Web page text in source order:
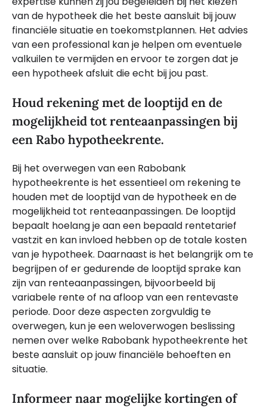
van de hypotheek die het beste aansluit bij jouw
financiële situatie en toekomstplannen. Het advies
van een professional kan je helpen om eventuele
valkuilen te vermijden en ervoor te zorgen dat je
een hypotheek afsluit die echt bij jou past.
Houd rekening met de looptijd en de
mogelijkheid tot renteaanpassingen bij
een Rabo hypotheekrente.
Bij het overwegen van een Rabobank
hypotheekrente is het essentieel om rekening te
houden met de looptijd van de hypotheek en de
mogelijkheid tot renteaanpassingen. De looptijd
bepaalt hoelang je aan een bepaald rentetarief
vastzit en kan invloed hebben op de totale kosten
van je hypotheek. Daarnaast is het belangrijk om te
begrijpen of er gedurende de looptijd sprake kan
zijn van renteaanpassingen, bijvoorbeeld bij
variabele rente of na afloop van een rentevaste
periode. Door deze aspecten zorgvuldig te
overwegen, kun je een weloverwogen beslissing
nemen over welke Rabobank hypotheekrente het
beste aansluit op jouw financiële behoeften en
situatie.
Informeer naar mogelijke kortingen of